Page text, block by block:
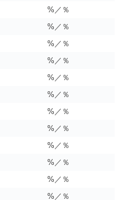
%／％
%／％
%／％
%／％
%／％
%／％
%／％
%／％
%／％
%／％
%／％
%／％